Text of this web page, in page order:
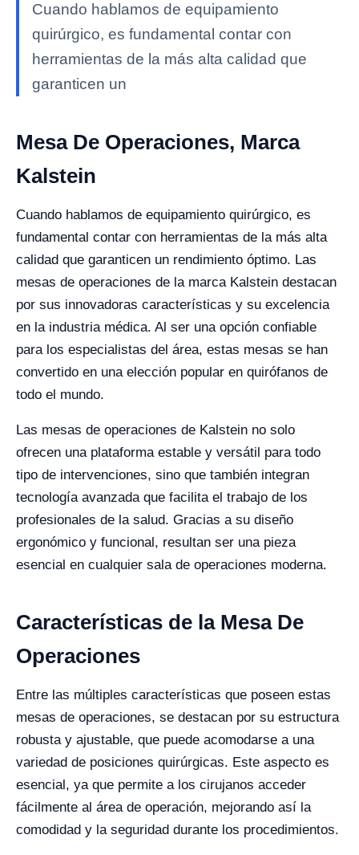
Cuando hablamos de equipamiento
quirúrgico, es fundamental contar con
herramientas de la más alta calidad que
garanticen un
Mesa De Operaciones, Marca
Kalstein
Cuando hablamos de equipamiento quirúrgico, es
fundamental contar con herramientas de la más alta
calidad que garanticen un rendimiento óptimo. Las
mesas de operaciones de la marca Kalstein destacan
por sus innovadoras características y su excelencia
en la industria médica. Al ser una opción confiable
para los especialistas del área, estas mesas se han
convertido en una elección popular en quirófanos de
todo el mundo.
Las mesas de operaciones de Kalstein no solo
ofrecen una plataforma estable y versátil para todo
tipo de intervenciones, sino que también integran
tecnología avanzada que facilita el trabajo de los
profesionales de la salud. Gracias a su diseño
ergonómico y funcional, resultan ser una pieza
esencial en cualquier sala de operaciones moderna.
Características de la Mesa De
Operaciones
Entre las múltiples características que poseen estas
mesas de operaciones, se destacan por su estructura
robusta y ajustable, que puede acomodarse a una
variedad de posiciones quirúrgicas. Este aspecto es
esencial, ya que permite a los cirujanos acceder
fácilmente al área de operación, mejorando así la
comodidad y la seguridad durante los procedimientos.